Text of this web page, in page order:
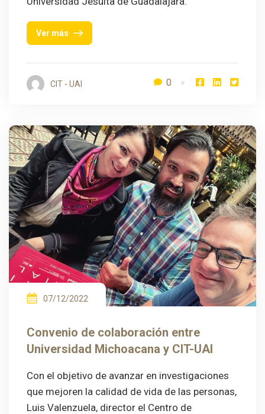
Ver más
CIT - UAI 0
07/12/2022
Convenio de colaboración entre
Universidad Michoacana y CIT-UAI
Con el objetivo de avanzar en investigaciones
que mejoren la calidad de vida de las personas,
Luis Valenzuela, director el Centro de